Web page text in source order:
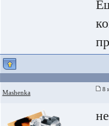
Mashenka 8